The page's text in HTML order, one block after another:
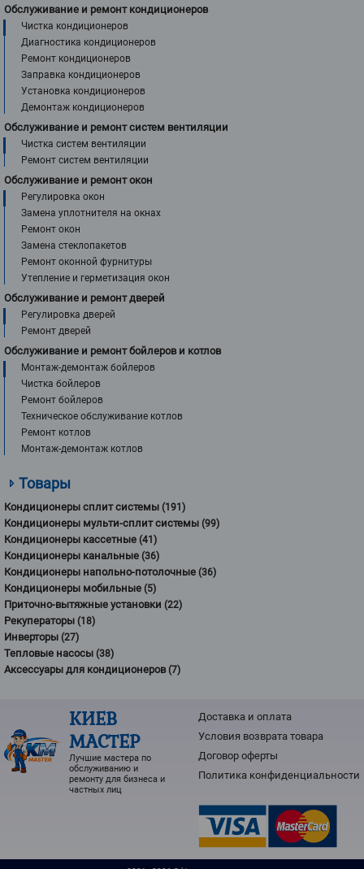
Обслуживание и ремонт кондиционеров
Чистка кондиционеров
Диагностика кондиционеров
Ремонт кондиционеров
Заправка кондиционеров
Установка кондиционеров
Демонтаж кондиционеров
Обслуживание и ремонт систем вентиляции
Чистка систем вентиляции
Ремонт систем вентиляции
Обслуживание и ремонт окон
Регулировка окон
Замена уплотнителя на окнах
Ремонт окон
Замена стеклопакетов
Ремонт оконной фурнитуры
Утепление и герметизация окон
Обслуживание и ремонт дверей
Регулировка дверей
Ремонт дверей
Обслуживание и ремонт бойлеров и котлов
Монтаж-демонтаж бойлеров
Чистка бойлеров
Ремонт бойлеров
Техническое обслуживание котлов
Ремонт котлов
Монтаж-демонтаж котлов
Товары
Кондиционеры сплит системы (191)
Кондиционеры мульти-сплит системы (99)
Кондиционеры кассетные (41)
Кондиционеры канальные (36)
Кондиционеры напольно-потолочные (36)
Кондиционеры мобильные (5)
Приточно-вытяжные установки (22)
Рекуператоры (18)
Инверторы (27)
Тепловые насосы (38)
Аксессуары для кондиционеров(7)
КИЕВ
МАСТЕР
Лучшие мастера по
обслуживанию и
ремонту для бизнеса и
частных лиц
Доставка и оплата
Условия возврата товарa
Договор оферты
Политика конфиденциальности